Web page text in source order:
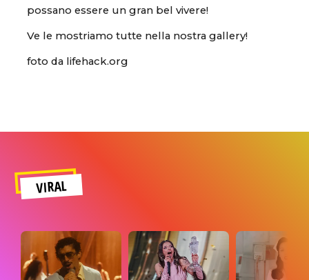
possano essere un gran bel vivere!
Ve le mostriamo tutte nella nostra gallery!
foto da lifehack.org
VIRAL